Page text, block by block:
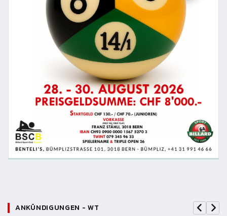
ANKÜNDIGUNGEN - WT